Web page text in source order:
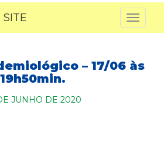
– 17/06 às
19h50min.
JUNHO DE 2020